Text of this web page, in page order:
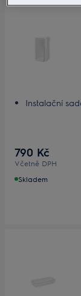
Instalační
790 Kč
Včetně DPH
Skladem